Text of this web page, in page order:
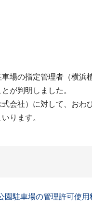
場の指定管理者（横浜
が判明しました。
会社）に対して、おわ
ります。
園駐車場の管理許可使